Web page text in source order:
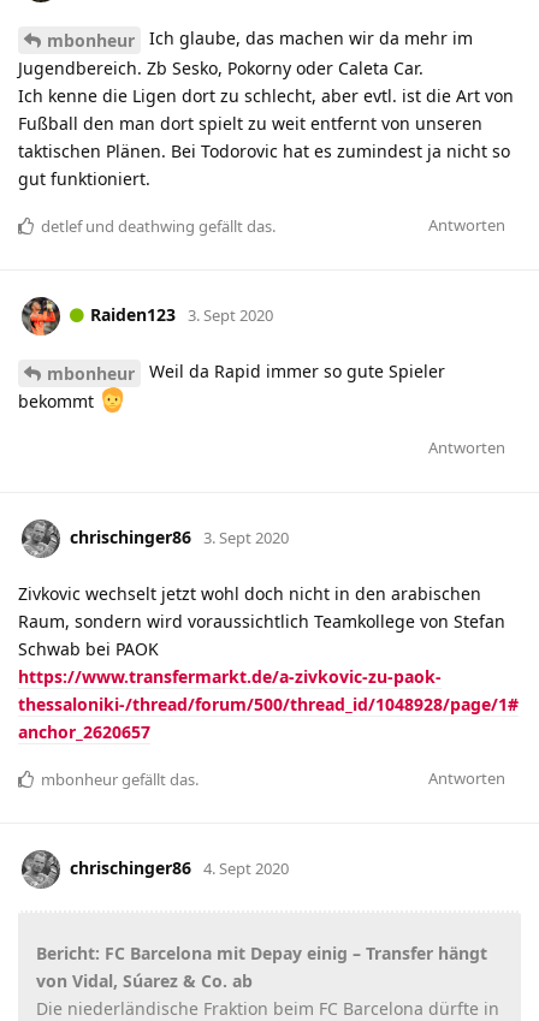
mbonheur
Ich glaube, das machen wir da mehr im
Jugendbereich. Zb Sesko, Pokorny oder Caleta Car.
Ich kenne die Ligen dort zu schlecht, aber evtl. ist die Art von
Fußball den man dort spielt zu weit entfernt von unseren
taktischen Plänen. Bei Todorovic hat es zumindest ja nicht so
gut funktioniert.
Antworten
detlefund deathwing gefällt das.
Raiden123 3. Sept 2020
mbonheur
Weil da Rapid immer so gute Spieler
bekommt
Antworten
chrischinger86 3. Sept 2020
Zivkovic wechselt jetzt wohl doch nicht in den arabischen
Raum, sondern wird voraussichtlich Teamkollege von Stefan
Schwab bei PAOK
https://www.transfermarkt.de/a-zivkovic-zu-paok-
thessaloniki-/thread/forum/500/thread_id/1048928/page/1#
anchor_2620657
Antworten
mbonheurgefällt das.
chrischinger86 4. Sept 2020
Bericht: FC Barcelona mit Depay einig – Transfer hängt
von Vidal, Súarez & Co. ab
Die niederländische Fraktion beim FC Barcelona dürfte in